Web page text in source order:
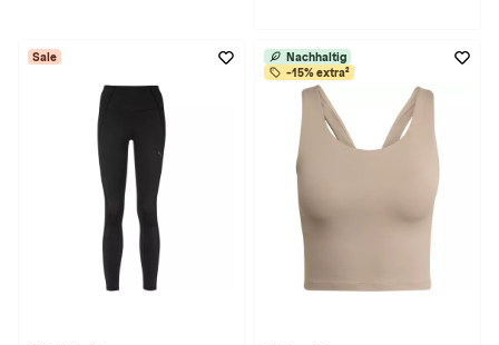
Sale
Nachhaltig
-15% extra²